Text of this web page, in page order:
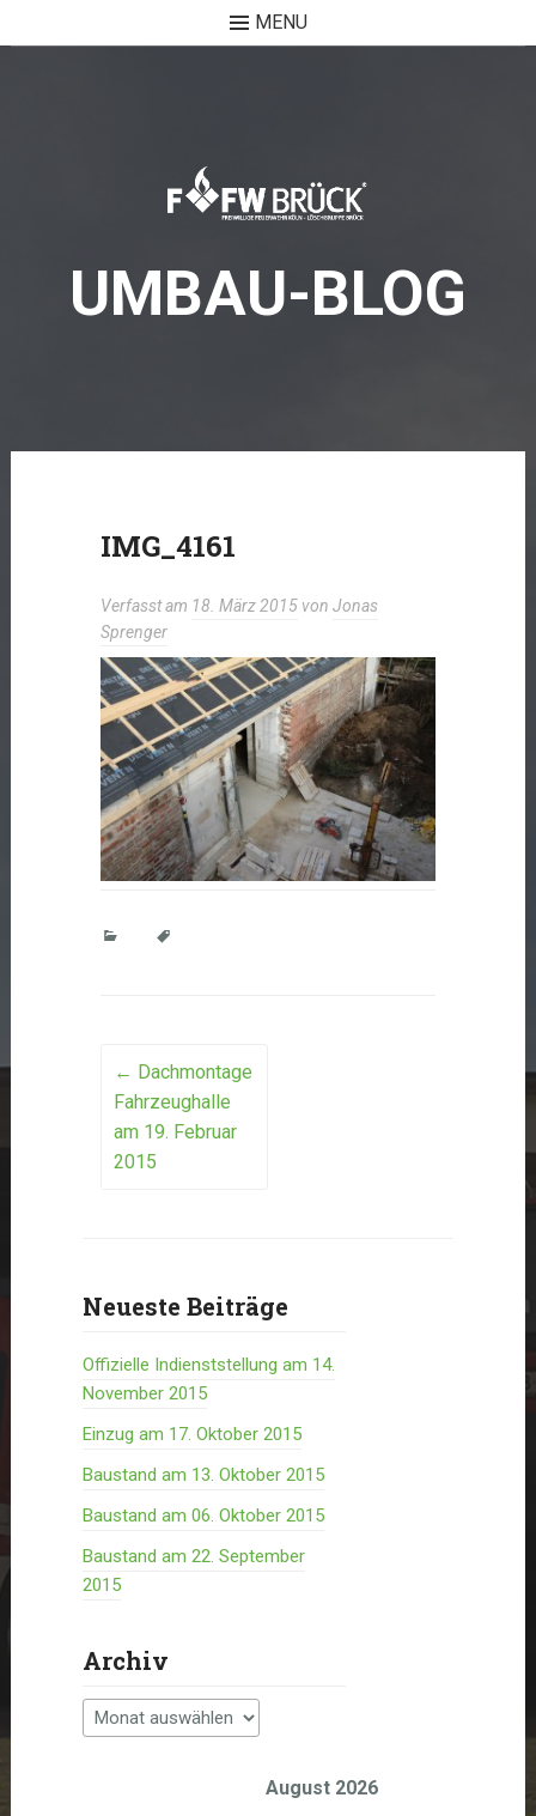
MENU
UMBAU-BLOG
IMG_4161
Verfasst am 18. März 2015von Jonas
Sprenger
Post
navigation
← Dachmontage
Fahrzeughalle
am 19. Februar
2015
Neueste Beiträge
Offizielle Indienststellung am 14.
November 2015
Einzug am 17. Oktober 2015
Baustand am 13. Oktober 2015
Baustand am 06. Oktober 2015
Baustand am 22. September
2015
Archiv
Archiv
August 2026